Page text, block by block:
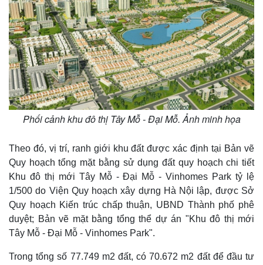
Phối cảnh khu đô thị Tây Mỗ - Đại Mỗ. Ảnh minh họa
Theo đó, vị trí, ranh giới khu đất được xác định tại Bản vẽ
Quy hoạch tổng mặt bằng sử dụng đất quy hoạch chi tiết
Khu đô thị mới Tây Mỗ - Đại Mỗ - Vinhomes Park tỷ lệ
1/500 do Viện Quy hoạch xây dựng Hà Nội lập, được Sở
Quy hoạch Kiến trúc chấp thuận, UBND Thành phố phê
duyệt; Bản vẽ mặt bằng tổng thể dự án "Khu đô thị mới
Tây Mỗ - Đại Mỗ - Vinhomes Park".
Trong tổng số 77.749 m2 đất, có 70.672 m2 đất để đầu tư